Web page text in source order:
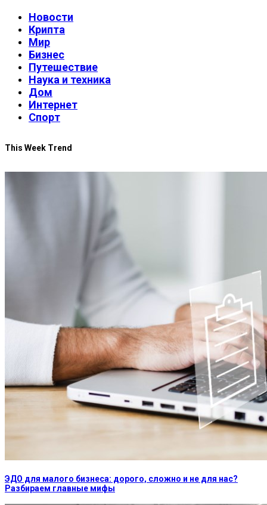
Новости
Крипта
Мир
Бизнес
Путешествие
Наука и техника
Дом
Интернет
Спорт
This Week Trend
ЭДО для малого бизнеса: дорого, сложно и не для нас?
Разбираем главные мифы